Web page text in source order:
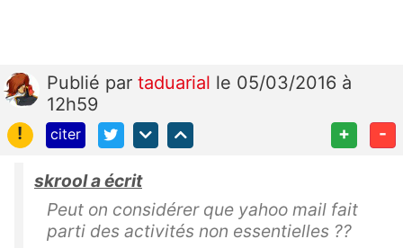
Publié par taduarial le 05/03/2016 à
12h59
!
citer + -
skrool a écrit
Peut on considérer que yahoo mail fait
parti des activités non essentielles ??